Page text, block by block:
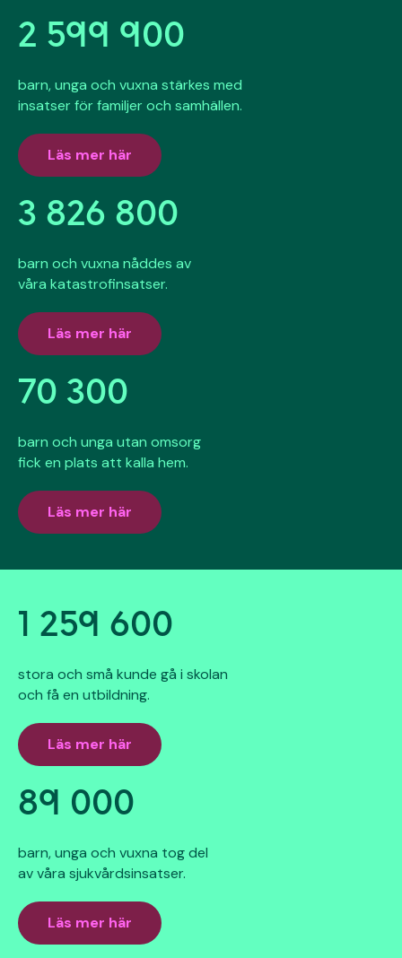
2 599 900
barn, unga och vuxna stärkes med
insatser för familjer och samhällen.
Läs mer här
3 826 800
barn och vuxna nåddes av
våra katastrofinsatser.
Läs mer här
70 300
barn och unga utan omsorg
fick en plats att kalla hem.
Läs mer här
1 259 600
stora och små kunde gå i skolan
och få en utbildning.
Läs mer här
89 000
barn, unga och vuxna tog del
av våra sjukvårdsinsatser.
Läs mer här